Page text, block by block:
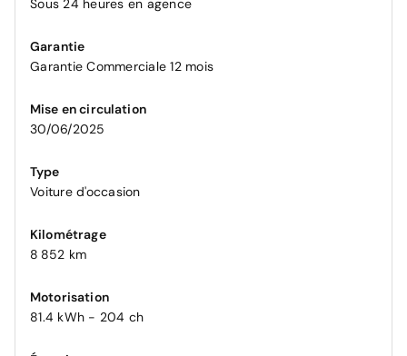
Sous 24 heures en agence
Garantie
Garantie Commerciale 12 mois
Mise en circulation
30/06/2025
Type
Voiture d'occasion
Kilométrage
8 852 km
Motorisation
81.4 kWh - 204 ch